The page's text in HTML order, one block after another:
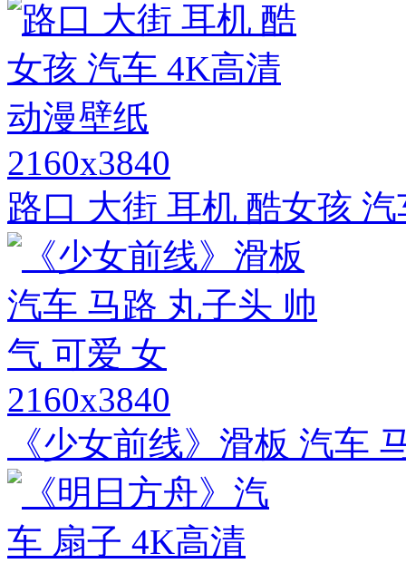
2160x3840
路口 大街 耳机 酷女孩
2160x3840
《少女前线》滑板 汽车